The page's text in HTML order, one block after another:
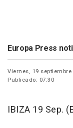
Europa Press
Viernes, 19 septiembre
Publicado: 07:30
IBIZA 19 Sep.